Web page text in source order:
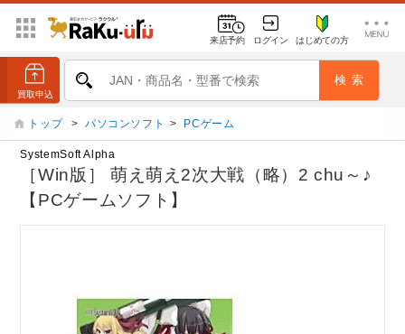
来店予約 ログイン はじめての方
トップ > パソコンソフト > PCゲーム
SystemSoft Alpha
［Win版］ 萌え萌え2次大戦（略）2 chu～♪
【PCゲームソフト】